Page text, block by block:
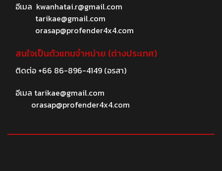
อีเมล kwanhatai.r@gmail.com
tarikae@gmail.com
orasap@profender4x4.com
สนใจเป็นตัวแทนจำหน่าย (ต่างประเทศ)
ติดต่อ +66 86-896-4149(อรสา)
อีเมล tarikae@gmail.com
orasap@profender4x4.com